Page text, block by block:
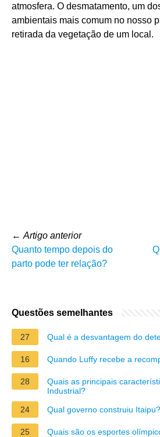
atmosfera. O desmatamento, um
ambientais mais comum no nosso
retirada da vegetação de um local.
← Artigo anterior
Quanto tempo depois do
parto pode ter relação?
Questões semelhantes
27 Qual é a desvantagem do
16 Quando Luffy recebe a
28
Quais as principais
Industrial?
24
Qual governo construiu Itaipu?
25 Quais são os esportes